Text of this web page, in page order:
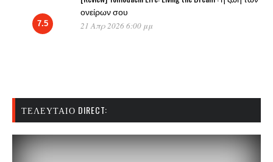
7.5
ονείρων σου
21 Απρ 2026 6:00 μμ
ΤΕΛΕΥΤΑΊΟ DIRECT: